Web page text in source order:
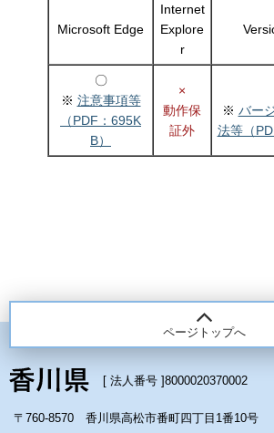
Microsoft Edge
Internet
Explore
r
〇
※ 注意事項等
（PDF：695K
B）
×
動作保
証外
※ バー
法等（
ページトップへ
[ 法人番号 ]8000020370002
〒760-8570 香川県高松市番町四丁目1番10号